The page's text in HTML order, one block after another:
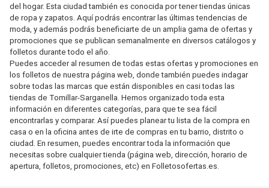
del hogar. Esta ciudad también es conocida por tener tiendas únicas
de ropa y zapatos. Aquí podrás encontrar las últimas tendencias de
moda, y además podrás beneficiarte de un amplia gama de ofertas y
promociones que se publican semanalmente en diversos catálogos y
folletos durante todo el año.
Puedes acceder al resumen de todas estas ofertas y promociones en
los folletos de nuestra página web, donde también puedes indagar
sobre todas las marcas que están disponibles en casi todas las
tiendas de Tomillar-Sarganella. Hemos organizado toda esta
información en diferentes categorías, para que te sea fácil
encontrarlas y comparar. Así puedes planear tu lista de la compra en
casa o en la oficina antes de irte de compras en tu barrio, distrito o
ciudad. En resumen, puedes encontrar toda la información que
necesitas sobre cualquier tienda (página web, dirección, horario de
apertura, folletos, promociones, etc) en Folletosofertas.es.